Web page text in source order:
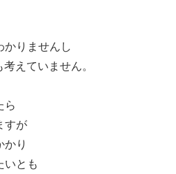
かりませんし
えていません。
ら
すが
かり
いとも